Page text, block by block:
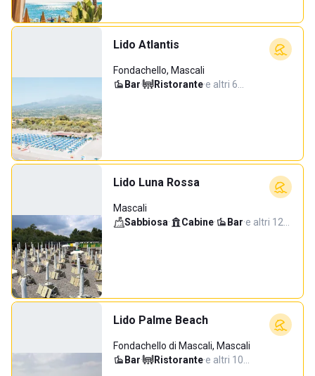
Lido Atlantis
Fondachello, Mascali
Bar· Ristorante·e altri 6…
Lido Luna Rossa
Mascali
Sabbiosa· Cabine· Bar·e altri 12…
Lido Palme Beach
Fondachello di Mascali, Mascali
Bar· Ristorante·e altri 10…